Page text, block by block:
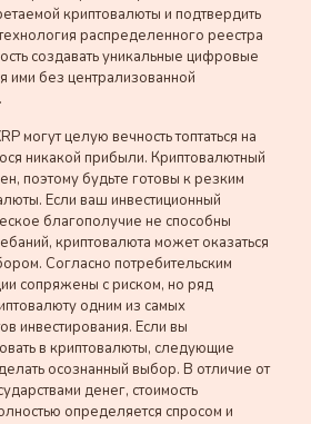
криптовалюты и подтвердить
распределенного реестра
создавать уникальные цифровые
ими без централизованной
могут целую вечность топтаться на
никакой прибыли. Криптовалютный
поэтому будьте готовы к резким
Если ваш инвестиционный
благополучие не способны
криптовалюта может оказаться
Согласно потребительским
сопряжены с риском, но ряд
одним из самых
инвестирования. Если вы
в криптовалюты, следующие
осознанный выбор. В отличие от
денег, стоимость
определяется спросом и